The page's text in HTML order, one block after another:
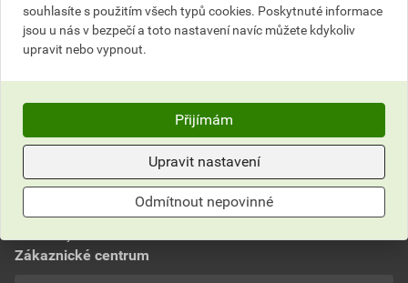
do košíku přidáte 12,99 kg
2 682,53 Kč celkem s DPH
do košíku přidáte 1 kg
240,23 Kč celkem s DPH
Často kladené otázky
Zákaznické centrum
souhlasíte s použitím všech typů cookies. Poskytnuté informace
jsou u nás v bezpečí a toto nastavení navíc můžete kdykoliv
upravit nebo vypnout.
Přijímám
Upravit nastavení
Odmítnout nepovinné